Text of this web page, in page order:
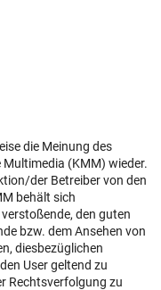
die Meinung des
(KMM) wieder.
der Betreiber von den
behält sich
den guten
bzw. dem Ansehen von
diesbezüglichen
User geltend zu
Rechtsverfolgung zu